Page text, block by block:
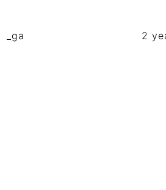
_ga 2